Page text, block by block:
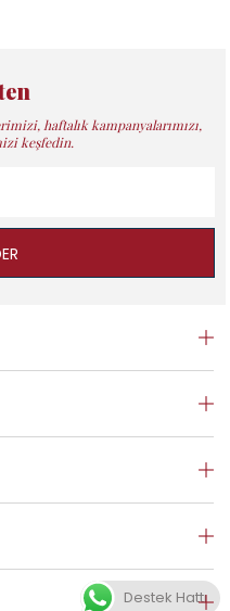
haftalık kampanyalarımızı,
keşfedin.
Destek Hattı